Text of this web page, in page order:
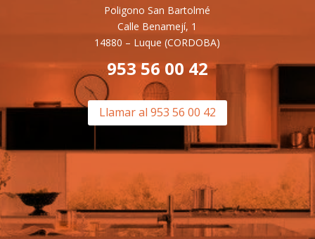
Poligono San Bartolmé
Calle Benamejí, 1
14880 – Luque (CORDOBA)
953 56 00 42
Llamar al 953 56 00 42